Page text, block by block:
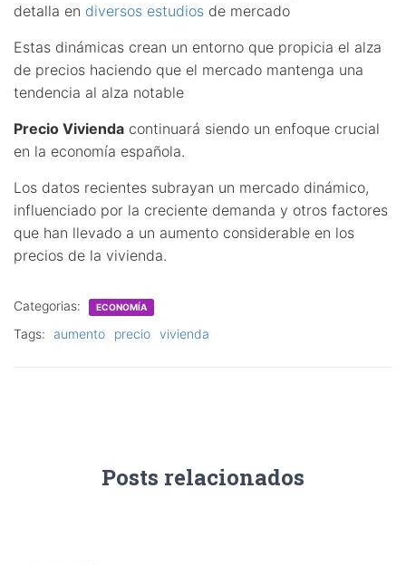
detalla en diversos estudios de mercado
Estas dinámicas crean un entorno que propicia el alza
de precios haciendo que el mercado mantenga una
tendencia al alza notable
Precio Vivienda continuará siendo un enfoque crucial
en la economía española.
Los datos recientes subrayan un mercado dinámico,
influenciado por la creciente demanda y otros factores
que han llevado a un aumento considerable en los
precios de la vivienda.
Categorias: ECONOMÍA
Tags: aumento precio vivienda
Posts relacionados